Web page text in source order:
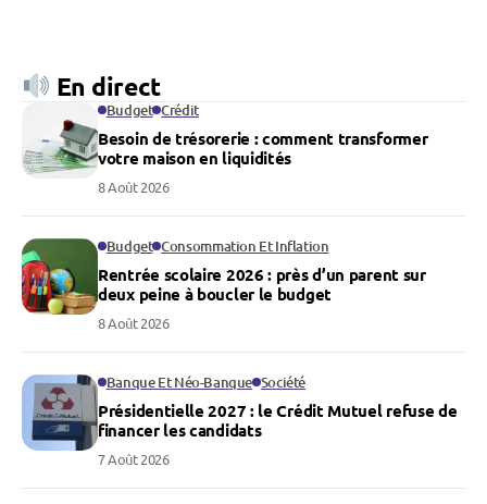
En direct
Budget Crédit
Besoin de trésorerie : comment transformer
votre maison en liquidités
8 Août 2026
Budget Consommation Et Inflation
Rentrée scolaire 2026 : près d’un parent sur
deux peine à boucler le budget
8 Août 2026
Banque Et Néo-Banque Société
Présidentielle 2027 : le Crédit Mutuel refuse de
financer les candidats
7 Août 2026